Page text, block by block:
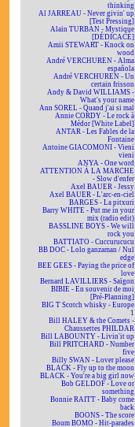
thinking
Al JARREAU - Never givin' up
[Test Pressing]
Alain TURBAN - Mystique
[DÉDICACÉ]
Amii STEWART - Knock on
wood
André VERCHUREN - Alma
española
André VERCHUREN - Un
certain frisson
Andy & David WILLIAMS -
What's your name
Ann SOREL - Quand j'ai si mal
Annie CORDY - Le rock à
Médor [White Label]
ANTAR - Les Fables de la
Fontaine
Antoine GIACOMONI - Vieni
vieni
ANYA - One word
ATTENTION À LA MARCHE
- Slow d'enfer
Axel BAUER - Jessy
Axel BAUER - L'arc-en-ciel
BARGES - La pitxuri
Barry WHITE - Put me in your
mix (radio edit)
BASSLINE BOYS - We will
rock you
BATTIATO - Cuccurucucu
BB DOC - Lolo ganzaman / Nul
edge
BEE GEES - Paying the price of
love
Bernard LAVILLIERS - Saïgon
BIBIE - En souvenir de moi
[Pré-Planning]
BIG T Scotch whisky - Europe
1
Bill HALEY & the Comets -
Chaussettes PHILDAR
Bill LABOUNTY - Livin'it up
Bill PRITCHARD - Number
five
Billy SWAN - Lover please
BLACK - Fly up to the moon
BLACK - You're a big girl now
Bob GELDOF - Love or
something
Bonnie RAITT - Baby come
back
BOONS - The score
Boum BOMO - Hit-parades